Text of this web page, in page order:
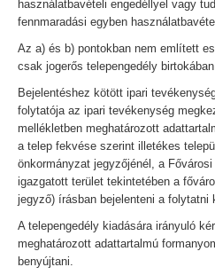
használatbavételi engedéllyel vagy
fennmaradási egyben
Az a) és b) pontokban nem említett
csak jogerős telepengedély
Bejelentéshez kötött ipari
folytatója az ipari tevékenység
mellékletben meghatározott
a telep fekvése szerint illetékes
önkormányzat jegyzőjénél, a
igazgatott terület tekintetében a
jegyző) írásban bejelenteni a folytatni
A telepengedély kiadására irányuló
meghatározott adattartalmú
benyújtani.